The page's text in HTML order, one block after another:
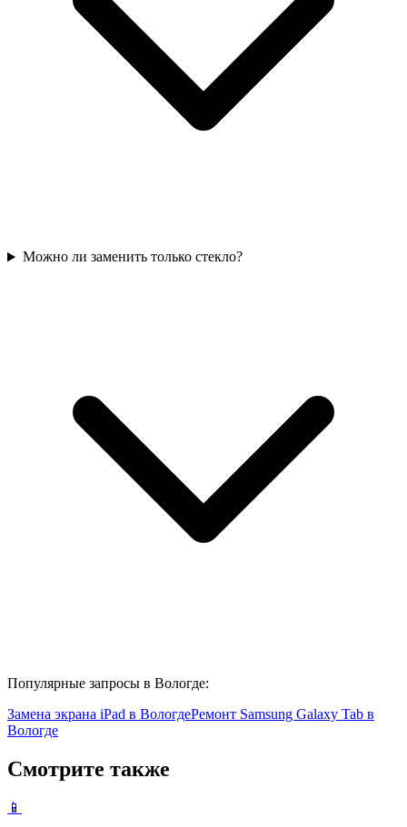
Можно ли заменить только стекло?
Популярные запросы в Вологде:
Замена экрана iPad в ВологдеРемонт Samsung Galaxy Tab в
Вологде
Смотрите также
📱